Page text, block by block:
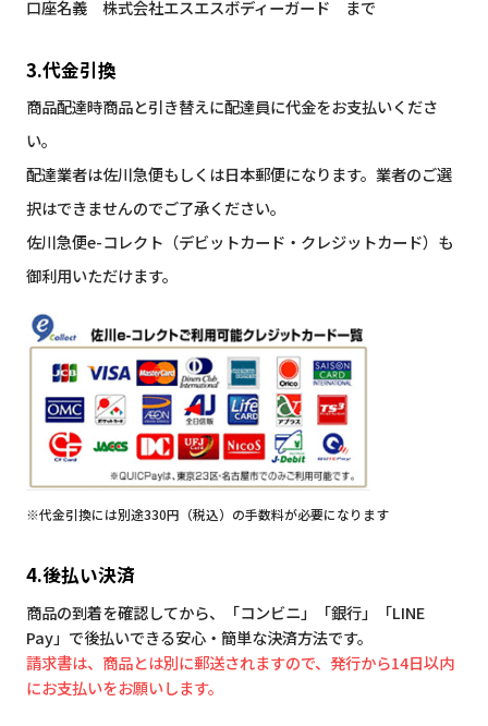
口座名義 株式会社エスエスボディーガード まで
3.代金引換
商品配達時商品と引き替えに配達員に代金をお支払いくださ
い。
配達業者は佐川急便もしくは日本郵便になります。業者のご選
択はできませんのでご了承ください。
佐川急便e-コレクト（デビットカード・クレジットカード）も
御利用いただけます。
※代金引換には別途330円（税込）の手数料が必要になります
4.後払い決済
商品の到着を確認してから、「コンビニ」「銀行」「LINE
Pay」で後払いできる安心・簡単な決済方法です。
請求書は、商品とは別に郵送されますので、発行から14日以内
にお支払いをお願いします。